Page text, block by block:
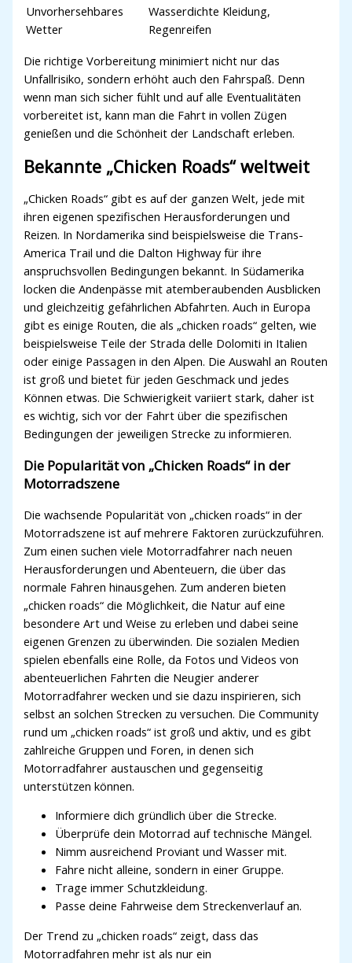
Unvorhersehbares
Wetter
Wasserdichte Kleidung,
Regenreifen
Die richtige Vorbereitung minimiert nicht nur das
Unfallrisiko, sondern erhöht auch den Fahrspaß. Denn
wenn man sich sicher fühlt und auf alle Eventualitäten
vorbereitet ist, kann man die Fahrt in vollen Zügen
genießen und die Schönheit der Landschaft erleben.
Bekannte „Chicken Roads“ weltweit
„Chicken Roads“ gibt es auf der ganzen Welt, jede mit
ihren eigenen spezifischen Herausforderungen und
Reizen. In Nordamerika sind beispielsweise die Trans-
America Trail und die Dalton Highway für ihre
anspruchsvollen Bedingungen bekannt. In Südamerika
locken die Andenpässe mit atemberaubenden Ausblicken
und gleichzeitig gefährlichen Abfahrten. Auch in Europa
gibt es einige Routen, die als „chicken roads“ gelten, wie
beispielsweise Teile der Strada delle Dolomiti in Italien
oder einige Passagen in den Alpen. Die Auswahl an Routen
ist groß und bietet für jeden Geschmack und jedes
Können etwas. Die Schwierigkeit variiert stark, daher ist
es wichtig, sich vor der Fahrt über die spezifischen
Bedingungen der jeweiligen Strecke zu informieren.
Die Popularität von „Chicken Roads“ in der
Motorradszene
Die wachsende Popularität von „chicken roads“ in der
Motorradszene ist auf mehrere Faktoren zurückzuführen.
Zum einen suchen viele Motorradfahrer nach neuen
Herausforderungen und Abenteuern, die über das
normale Fahren hinausgehen. Zum anderen bieten
„chicken roads“ die Möglichkeit, die Natur auf eine
besondere Art und Weise zu erleben und dabei seine
eigenen Grenzen zu überwinden. Die sozialen Medien
spielen ebenfalls eine Rolle, da Fotos und Videos von
abenteuerlichen Fahrten die Neugier anderer
Motorradfahrer wecken und sie dazu inspirieren, sich
selbst an solchen Strecken zu versuchen. Die Community
rund um „chicken roads“ ist groß und aktiv, und es gibt
zahlreiche Gruppen und Foren, in denen sich
Motorradfahrer austauschen und gegenseitig
unterstützen können.
Informiere dich gründlich über die Strecke.
Überprüfe dein Motorrad auf technische Mängel.
Nimm ausreichend Proviant und Wasser mit.
Fahre nicht alleine, sondern in einer Gruppe.
Trage immer Schutzkleidung.
Passe deine Fahrweise dem Streckenverlauf an.
Der Trend zu „chicken roads“ zeigt, dass das
Motorradfahren mehr ist als nur ein